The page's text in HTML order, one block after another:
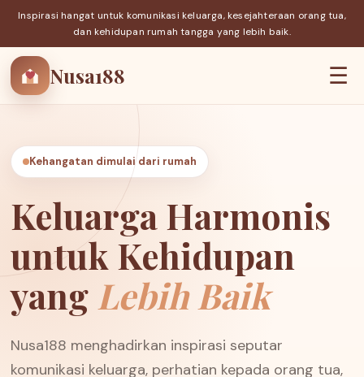
Inspirasi hangat untuk komunikasi keluarga, kesejahteraan orang tua,
dan kehidupan rumah tangga yang lebih baik.
Nusa188 ☰
Kehangatan dimulai dari rumah
Keluarga Harmonis
untuk Kehidupan
yang Lebih Baik
Nusa188 menghadirkan inspirasi seputar
komunikasi keluarga, perhatian kepada orang tua,